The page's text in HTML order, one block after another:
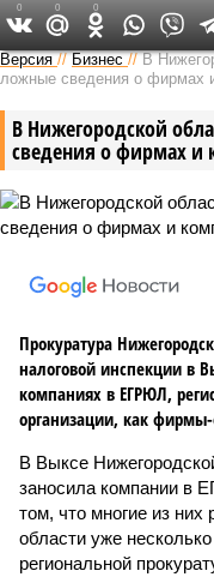
Версия //Бизнес //В
ложные сведения о фирмах
В Нижегородской
сведения о фирмах и
Прокуратура
налоговой инспекции в
компаниях в ЕГРЮЛ,
организации, как
В Выксе
заносила компании в
том, что многие из
области уже
региональной
0 0 0